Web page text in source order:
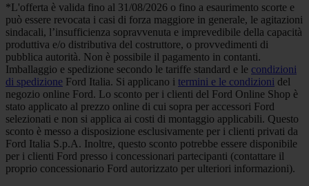
*L'offerta è valida fino al 31/08/2026 o fino a esaurimento scorte e
può essere revocata i casi di forza maggiore in generale, le agitazioni
sindacali, l’insufficienza sopravvenuta e imprevedibile della capacità
produttiva e/o distributiva del costruttore, o provvedimenti di
pubblica autorità. Non è possibile il pagamento in contanti.
Imballaggio e spedizione secondo le tariffe standard e le condizioni
di spedizione Ford Italia. Si applicano i termini e le condizioni del
negozio online Ford. Lo sconto per i clienti del Ford Online Shop è
stato applicato al prezzo online di cui sopra per accessori Ford
selezionati e non si applica ai costi di montaggio applicabili. Questo
sconto è messo a disposizione esclusivamente per i clienti privati da
Ford Italia S.p.A. Inoltre, questo sconto potrebbe essere disponibile
per i clienti Ford presso i concessionari partecipanti (contattare il
proprio concessionario Ford autorizzato per ulteriori informazioni).